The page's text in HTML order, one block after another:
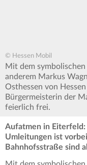
© Hessen Mobil
Mit dem
anderem Markus
Osthessen von
Bürgermeisterin der
feierlich frei.
Aufatmen in Eiterfeld:
Umleitungen ist
Bahnhofsstraße sind